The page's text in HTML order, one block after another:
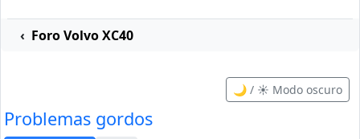
Foro Volvo XC40
🌙 / ☀️ Modo oscuro
Problemas gordos